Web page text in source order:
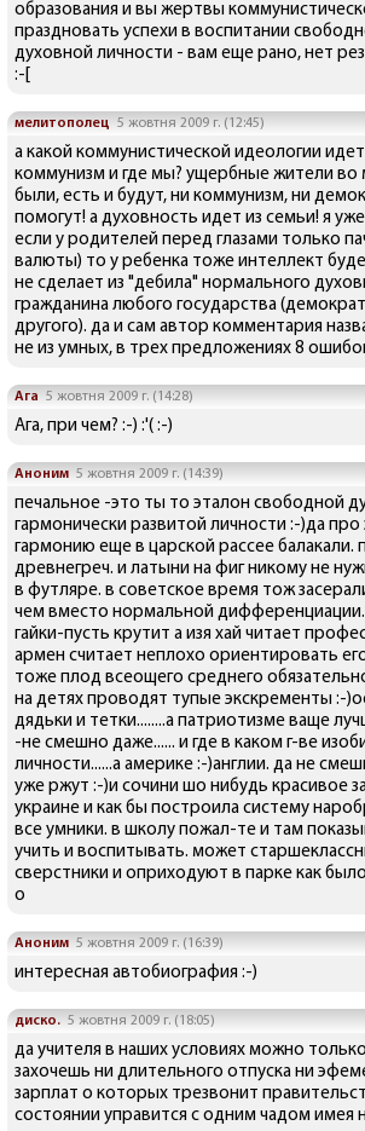
образования и вы жертвы
праздновать успехи в воспитании
духовной личности - вам еще рано, нет
:-[
мелитополец 5 жовтня 2009 г. (12:45)
а какой коммунистической идеологии идет
коммунизм и где мы? ущербные жители во
были, есть и будут, ни коммунизм, ни
помогут! а духовность идет из семьи! я
если у родителей перед глазами только
валюты) то у ребенка тоже интеллект
не сделает из "дебила" нормального
гражданина любого государства
другого). да и сам автор комментария
не из умных, в трех предложениях 8
Ага 5 жовтня 2009 г. (14:28)
Ага, при чем? :-) :'( :-)
Аноним 5 жовтня 2009 г. (14:39)
печальное -это ты то эталон свободной
гармонически развитой личности :-)да про
гармонию еще в царской рассее балакали.
древнегреч. и латыни на фиг никому не
в футляре. в советское время тож
чем вместо нормальной дифференциации.
гайки-пусть крутит а изя хай читает
армен считает неплохо ориентировать
тоже плод всеощего среднего
на детях проводят тупые экскременты :-
дядьки и тетки........а патриотизме ваще
-не смешно даже...... и где в каком г-ве
личности......а америке :-)англии. да не
уже ржут :-)и сочини шо нибудь красивое
украине и как бы построила систему
все умники. в школу пожал-те и там
учить и воспитывать. может
сверстники и оприходуют в парке как
o
Аноним 5 жовтня 2009 г. (16:39)
интересная автобиография :-)
диско. 5 жовтня 2009 г. (18:05)
да учителя в наших условиях можно
захочешь ни длительного отпуска ни
зарплат о которых трезвонит
состоянии управится с одним чадом имея